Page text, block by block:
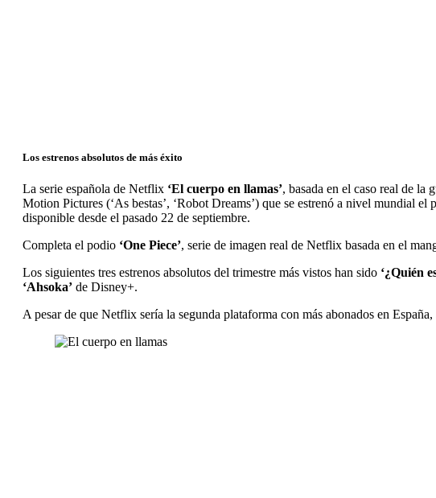
Los estrenos absolutos de más éxito
La serie española de Netflix ‘El cuerpo en llamas’, basada en el caso real de la
Motion Pictures (‘As bestas’, ‘Robot Dreams’) que se estrenó a nivel mundial
disponible desde el pasado 22 de septiembre.
Completa el podio ‘One Piece’, serie de imagen real de Netflix basada en el
Los siguientes tres estrenos absolutos del trimestre más vistos han sido ‘¿Quién
‘Ahsoka’ de Disney+.
A pesar de que Netflix sería la segunda plataforma con más abonados en